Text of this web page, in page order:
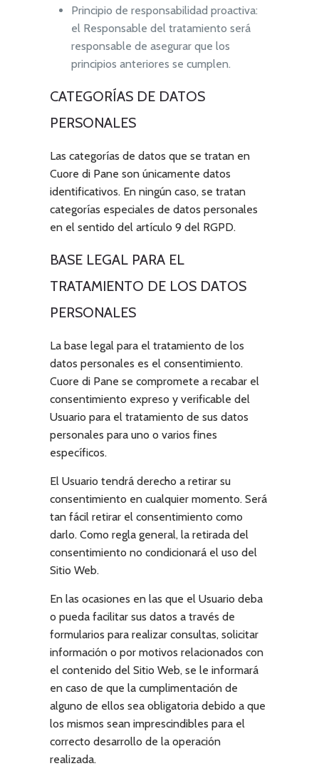
Principio de responsabilidad proactiva:
el Responsable del tratamiento será
responsable de asegurar que los
principios anteriores se cumplen.
CATEGORÍAS DE DATOS
PERSONALES
Las categorías de datos que se tratan en
Cuore di Pane son únicamente datos
identificativos. En ningún caso, se tratan
categorías especiales de datos personales
en el sentido del artículo 9 del RGPD.
BASE LEGAL PARA EL
TRATAMIENTO DE LOS DATOS
PERSONALES
La base legal para el tratamiento de los
datos personales es el consentimiento.
Cuore di Pane se compromete a recabar el
consentimiento expreso y verificable del
Usuario para el tratamiento de sus datos
personales para uno o varios fines
específicos.
El Usuario tendrá derecho a retirar su
consentimiento en cualquier momento. Será
tan fácil retirar el consentimiento como
darlo. Como regla general, la retirada del
consentimiento no condicionará el uso del
Sitio Web.
En las ocasiones en las que el Usuario deba
o pueda facilitar sus datos a través de
formularios para realizar consultas, solicitar
información o por motivos relacionados con
el contenido del Sitio Web, se le informará
en caso de que la cumplimentación de
alguno de ellos sea obligatoria debido a que
los mismos sean imprescindibles para el
correcto desarrollo de la operación
realizada.